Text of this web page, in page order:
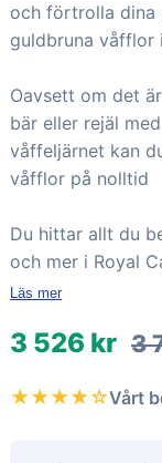
och förtrolla dina
guldbruna våfflor
Oavsett om det
bär eller rejäl
våffeljärnet kan
våfflor på nolltid
Du hittar allt du
och mer i Royal
Läs mer
3 526 kr 3
★★★★☆Vårt